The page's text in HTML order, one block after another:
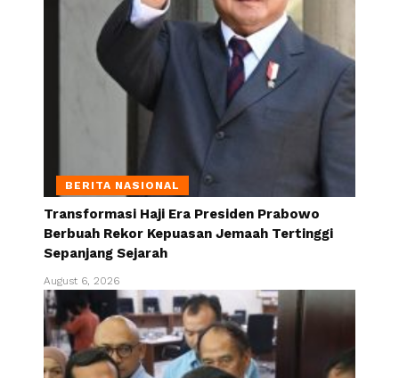
BERITA NASIONAL
Transformasi Haji Era Presiden Prabowo
Berbuah Rekor Kepuasan Jemaah Tertinggi
Sepanjang Sejarah
August 6, 2026